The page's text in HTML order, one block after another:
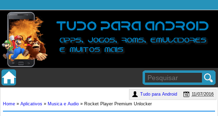
Tudo para Android
11/07/2016
Home » Aplicativos » Musica e Audio » Rocket Player Premium Unlocker